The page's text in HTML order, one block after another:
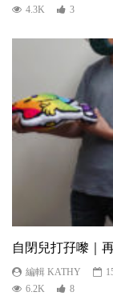
4.3K
3
自閉兒打孖嚟｜
編輯 KATHY
6.2K
8